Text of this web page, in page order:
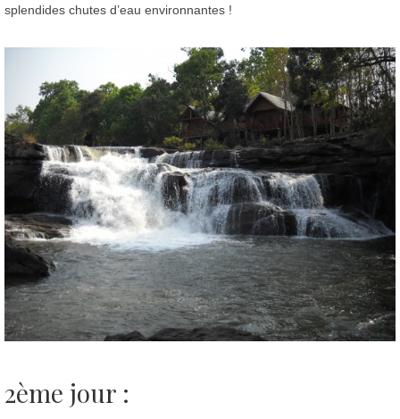
splendides chutes d’eau environnantes !
2ème jour :